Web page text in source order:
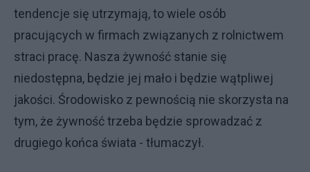
tendencje się utrzymają, to wiele osób
pracujących w firmach związanych z rolnictwem
straci pracę. Nasza żywność stanie się
niedostępna, będzie jej mało i będzie wątpliwej
jakości. Środowisko z pewnością nie skorzysta na
tym, że żywność trzeba będzie sprowadzać z
drugiego końca świata - tłumaczył.